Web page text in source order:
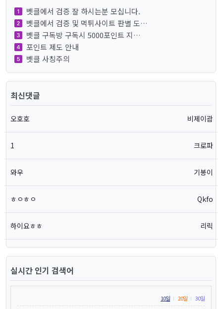
벳클에서 검증 잘 하시는분 모십니다.
벳클에서 검증 및 먹튀사이트 판별 도…
벳클 구독방 구독시 5000포인트 지…
포인트 제도 안내
벳클 사칭주의
최신댓글
오호호 비제이괌
1 크로파
와우 기봉이
ㅎㅇㅎㅇ Qkfo
하이요ㅎㅎ 리릭
실시간 인기 검색어
10일 20일 30일